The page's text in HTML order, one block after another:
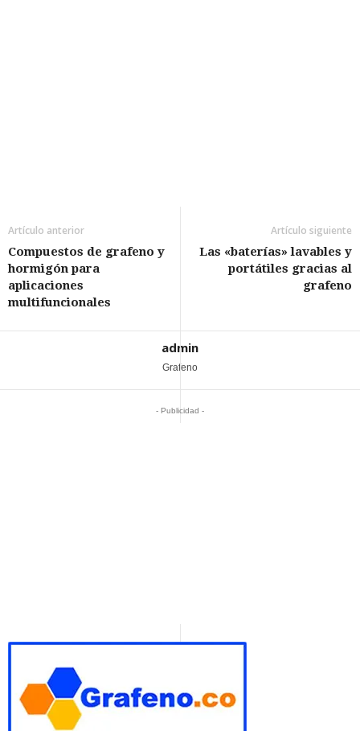
Artículo anterior
Compuestos de grafeno y
hormigón para
aplicaciones
multifuncionales
Artículo siguiente
Las «baterías» lavables y
portátiles gracias al
grafeno
admin
Grafeno
- Publicidad -